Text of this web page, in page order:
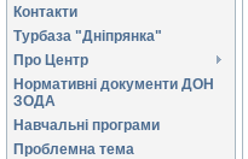
Контакти
Турбаза "Дніпрянка"
Про Центр
Нормативні документи ДОН
ЗОДА
Навчальні програми
Проблемна тема